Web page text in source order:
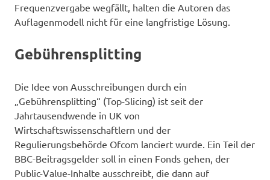
Frequenzvergabe wegfällt, halten die Autoren das
Auflagenmodell nicht für eine langfristige Lösung.
Gebührensplitting
Die Idee von Ausschreibungen durch ein
„Gebührensplitting“ (Top-Slicing) ist seit der
Jahrtausendwende in UK von
Wirtschaftswissenschaftlern und der
Regulierungsbehörde Ofcom lanciert wurde. Ein Teil der
BBC-Beitragsgelder soll in einen Fonds gehen, der
Public-Value-Inhalte ausschreibt, die dann auf